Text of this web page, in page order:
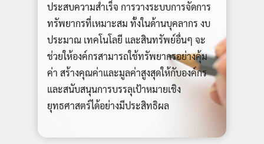
ประสบความสำเร็จ การวางระบบการจัดการ
ทรัพยากรที่เหมาะสม ทั้งในด้านบุคลากร งบ
ประมาณ เทคโนโลยี และสินทรัพย์อื่นๆ จะ
ช่วยให้องค์กรสามารถใช้ทรัพยากรอย่างคุ้ม
ค่า สร้างคุณค่าและมูลค่าสูงสุดให้กับองค์กร
และสนับสนุนการบรรลุเป้าหมายเชิง
ยุทธศาสตร์ได้อย่างมีประสิทธิผล